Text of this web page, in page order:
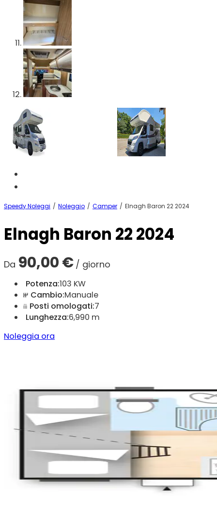
Speedy Noleggi / Noleggio / Camper / Elnagh Baron 22 2024
Elnagh Baron 22 2024
Da 90,00€ / giorno
Potenza:103 KW
Cambio:Manuale
Posti omologati:7
Lunghezza:6,990 m
Noleggia ora